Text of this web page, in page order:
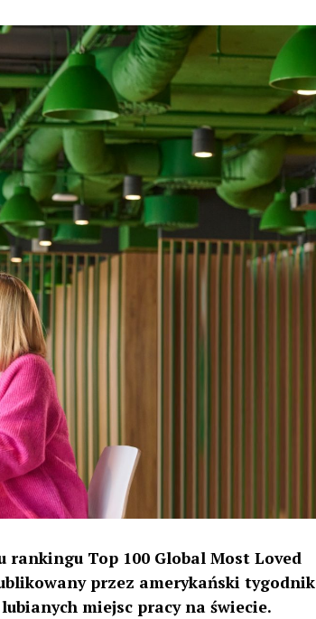
rankingu Top 100 Global Most Loved
przez amerykański tygodnik
miejsc pracy na świecie.